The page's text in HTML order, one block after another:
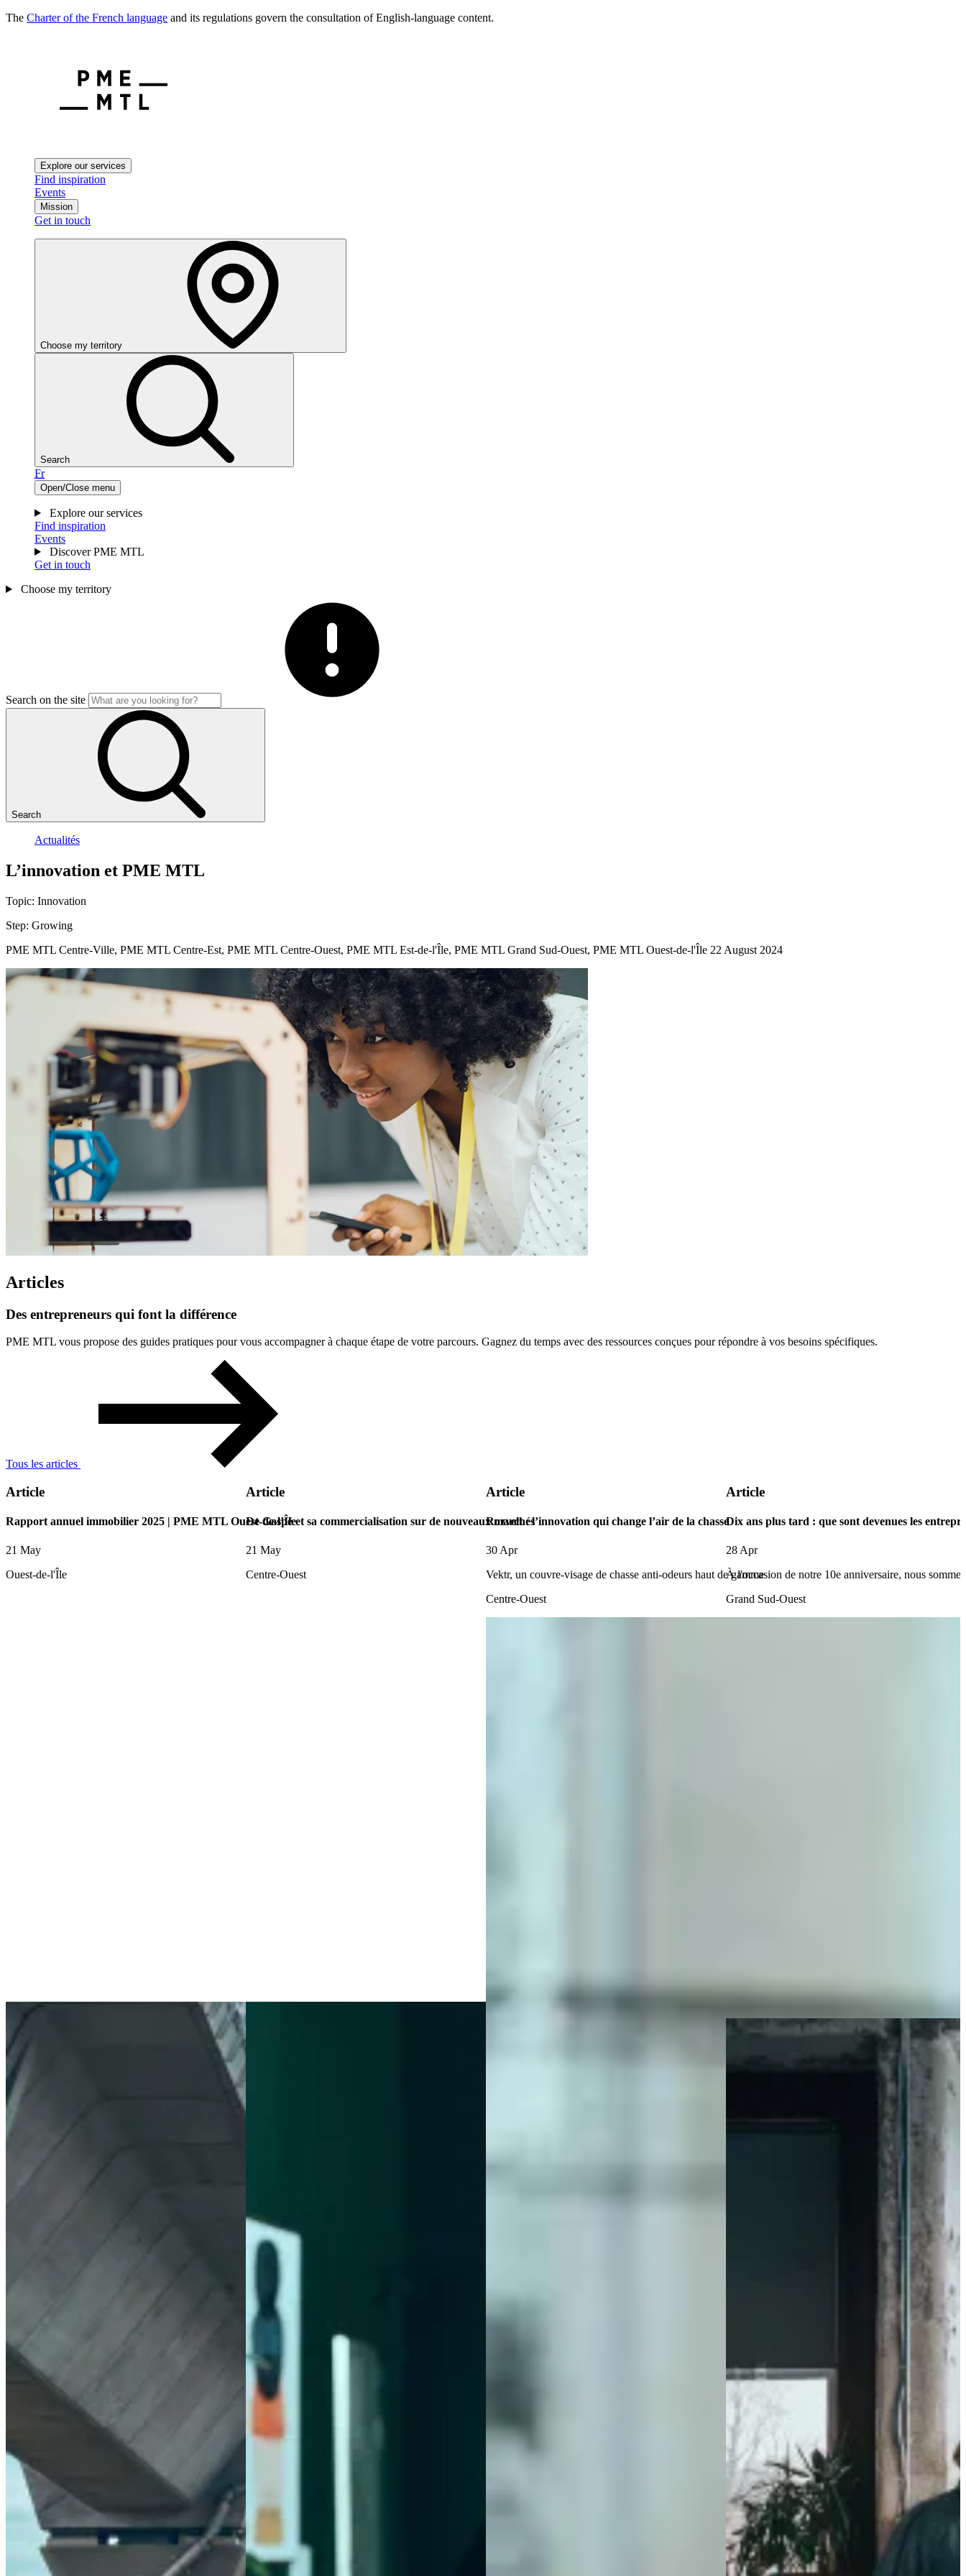
The Charter of the French language and its regulations govern the consultation of English-language content.
Explore our services
Find inspiration
Events
Mission
Get in touch
Choose my territory
Search
Fr
Open/Close menu
Explore our services
Find inspiration
Events
Discover PME MTL
Get in touch
Choose my territory
Search on the site
Search
Actualités
L’innovation et PME MTL
Topic: Innovation
Step: Growing
PME MTL Centre-Ville, PME MTL Centre-Est, PME MTL Centre-Ouest, PME MTL Est-de-l'Île, PME MTL Grand Sud-Ouest, PME MTL Ouest-de-l'Île 22 August 2024
Articles
Des entrepreneurs qui font la différence
PME MTL vous propose des guides pratiques pour vous accompagner à chaque étape de votre parcours. Gagnez du temps avec des ressources conçues pour répondre à vos besoins spécifiques.
Tous les articles
Article
Rapport annuel immobilier 2025 | PME MTL Ouest-de-l’Île
21 May
Ouest-de-l'Île
Article
De Gaspé et sa commercialisation sur de nouveaux marchés
21 May
Centre-Ouest
Article
Rozvelt : l’innovation qui change l’air de la chasse
30 Apr
Vektr, un couvre-visage de chasse anti-odeurs haut de gamme
Centre-Ouest
Article
Dix ans plus tard : que sont devenues les
28 Apr
À l'occasion de notre 10e anniversaire, nous
Grand Sud-Ouest